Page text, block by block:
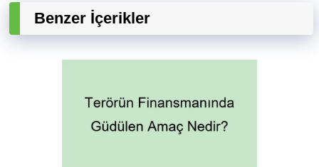
Benzer İçerikler